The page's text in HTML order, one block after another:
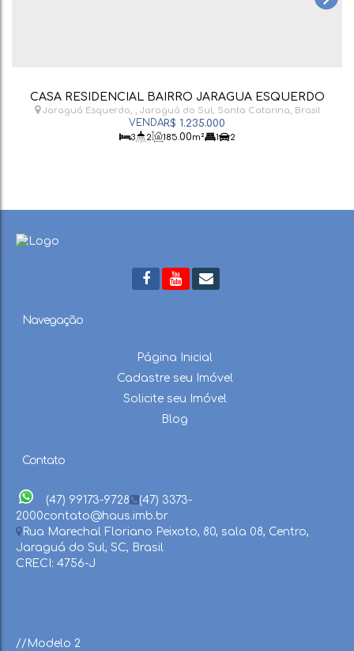
CASA RESIDENCIAL BAIRRO JARAGUÁ ESQUERDO
R$ 1.235.000
Jaraguá Esquerdo , Jaraguá do Sul, Santa Catarina, Brasil
3 2 185 .00m² 1 2
Navegação
Página Inicial
Cadastre seu Imóvel
Solicite seu Imóvel
Blog
Contato
(47) 99173-9728
(47) 3373-
2000contato@haus.imb.br
Rua Marechal Floriano Peixoto, 80, sala 08, Centro,
Jaraguá do Sul, SC, Brasil
CRECI: 4756-J
//Modelo 2